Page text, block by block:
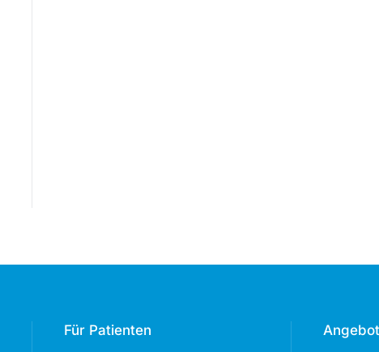
Für Patienten Angebot